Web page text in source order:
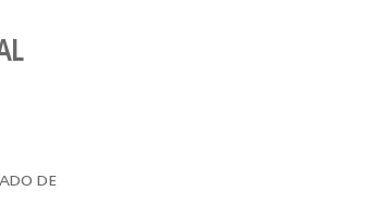
DE